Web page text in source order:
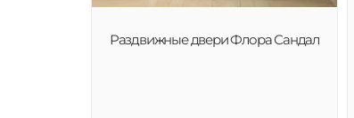
Раздвижные двери Флора Сандал